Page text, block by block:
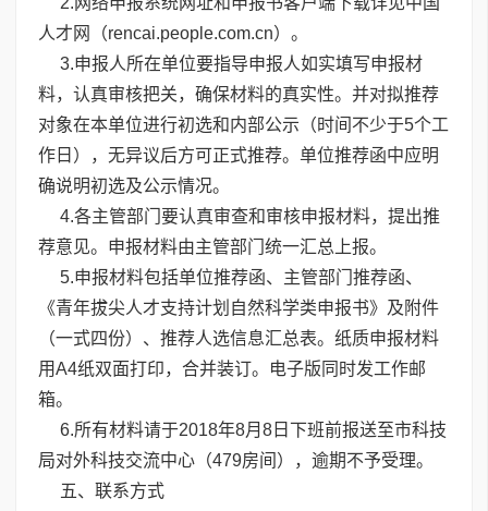
人才网（rencai.people.com.cn）。
3.申报人所在单位要指导申报人如实填写申报材
料，认真审核把关，确保材料的真实性。并对拟推荐
对象在本单位进行初选和内部公示（时间不少于5个工
作日），无异议后方可正式推荐。单位推荐函中应明
确说明初选及公示情况。
4.各主管部门要认真审查和审核申报材料，提出推
荐意见。申报材料由主管部门统一汇总上报。
5.申报材料包括单位推荐函、主管部门推荐函、
《青年拔尖人才支持计划自然科学类申报书》及附件
（一式四份）、推荐人选信息汇总表。纸质申报材料
用A4纸双面打印，合并装订。电子版同时发工作邮
箱。
6.所有材料请于2018年8月8日下班前报送至市科技
局对外科技交流中心（479房间），逾期不予受理。
五、联系方式